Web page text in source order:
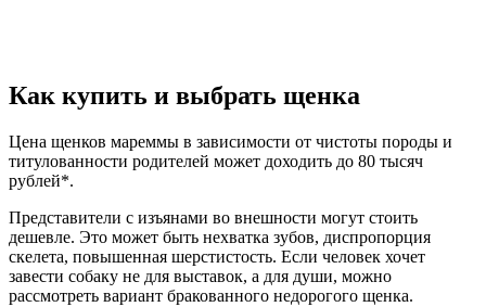
Как купить и выбрать щенка
Цена щенков мареммы в зависимости от чистоты породы и
титулованности родителей может доходить до 80 тысяч
рублей*.
Представители с изъянами во внешности могут стоить
дешевле. Это может быть нехватка зубов, диспропорция
скелета, повышенная шерстистость. Если человек хочет
завести собаку не для выставок, а для души, можно
рассмотреть вариант бракованного недорогого щенка.